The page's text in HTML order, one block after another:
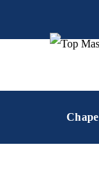
Chape